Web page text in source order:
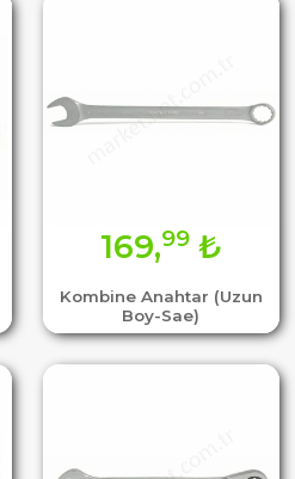
Kombine Anahtar (Uzun
Boy-Sae)
169,99₺